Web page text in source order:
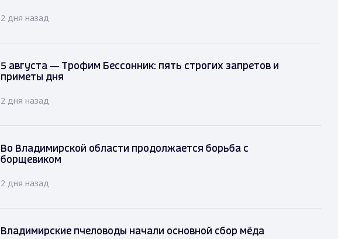
2 дня назад
5 августа — Трофим Бессонник: пять строгих запретов и
приметы дня
2 дня назад
Во Владимирской области продолжается борьба с
борщевиком
2 дня назад
Владимирские пчеловоды начали основной сбор мёда